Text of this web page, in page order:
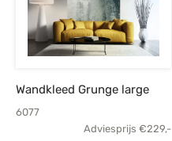
Wandkleed Grunge large
6077
Adviesprijs €229,-